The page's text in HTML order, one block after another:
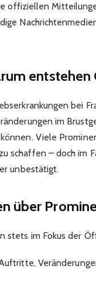
offiziellen
entstehen
bei
im
Viele
schaffen – doch im
unbestätigt.​
über
stets im Fokus der